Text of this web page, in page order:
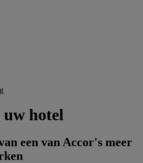
hotel
een van Accor's meer